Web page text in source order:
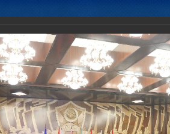
Документы Аналитика